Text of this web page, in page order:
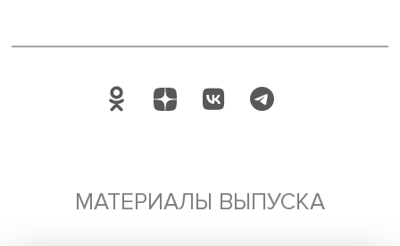
Президент поддержал идею, и она вошла в список
от 23 июля 2020 года. С этого времени Премия
развивается по двум трекам — национальному
Поделиться